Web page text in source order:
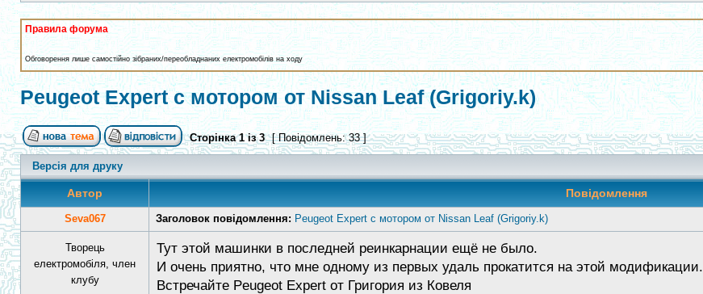
Правила форума
Обговорення лише самостійно зібраних/переобладнаних електромобілів на ходу
Peugeot Expert с мотором от Nissan Leaf (Grigoriy.k)
Сторінка1із3 [ Повідомлень: 33 ]
Версія для друку
Автор Повідомлення
Seva067 Заголовок повідомлення: Peugeot Expert с мотором от Nissan Leaf (Grigoriy.k)
Творець
електромобіля, член
клубу
Тут этой машинки в последней реинкарнации ещё не было.
И очень приятно, что мне одному из первых удаль прокатится на этой модификации.
Встречайте Peugeot Expert от Григория из Ковеля